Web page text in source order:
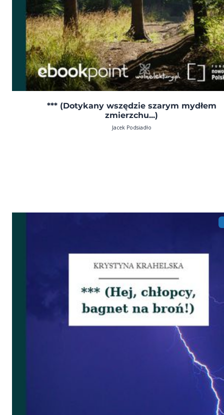
*** (Dotykany wszędzie szarym mydłem
zmierzchu...)
Jacek Podsiadło